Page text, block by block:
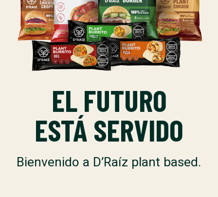
EL FUTURO
ESTÁ SERVIDO
Bienvenido a D’Raíz plant based.